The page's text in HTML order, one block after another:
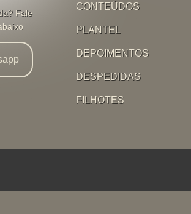
Fale
CONTEÚDOS
PLANTEL
DEPOIMENTOS
DESPEDIDAS
FILHOTES